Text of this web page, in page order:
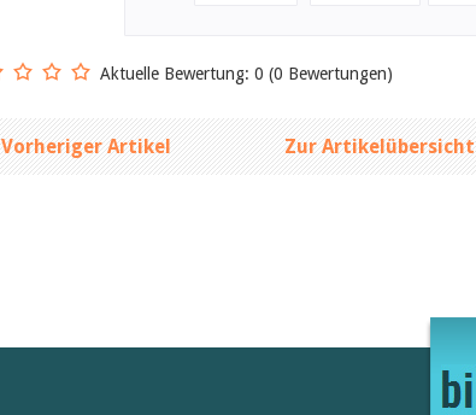
Aktuelle Bewertung: 0 (0 Bewertungen)
Vorheriger Artikel Zur Artikelübersicht